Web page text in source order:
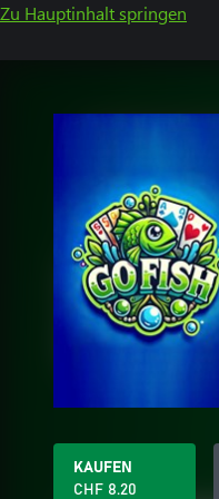
Zu Hauptinhalt springen
KAUFEN
CHF 8.20